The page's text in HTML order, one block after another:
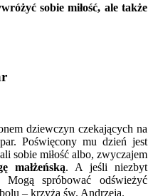
sobie miłość, ale także
dziewczyn czekających na
Poświęcony mu dzień jest
sobie miłość albo, zwyczajem
małżeńską. A jeśli niezbyt
spróbować odświeżyć
– krzyża św. Andrzeja.